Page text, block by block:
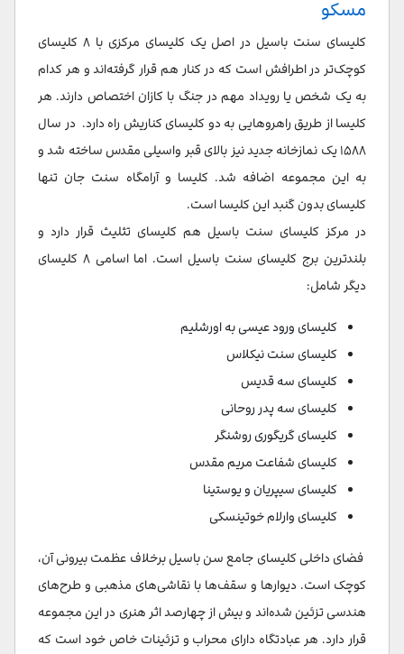
مسکو
کلیسای سنت باسیل در اصل یک کلیسای مرکزی با ۸ کلیسای
کوچک‌تر در اطرافش است که در کنار هم قرار گرفته‌اند و هر کدام
به یک شخص یا رویداد مهم در جنگ با کازان اختصاص دارند. هر
کلیسا از طریق راهروهایی به دو کلیسای کناریش راه دارد. در سال
۱۵۸۸ یک نمازخانه جدید نیز بالای قبر واسیلی مقدس ساخته شد و
به این مجموعه اضافه شد. کلیسا و آرامگاه سنت جان تنها
کلیسای بدون گنبد این کلیسا است.
در مرکز کلیسای سنت باسیل هم کلیسای تثلیث قرار دارد و
بلندترین برج کلیسای سنت باسیل است. اما اسامی ۸ کلیسای
دیگر شامل:
کلیسای ورود عیسی به اورشلیم
کلیسای سنت نیکلاس
کلیسای سه قدیس
کلیسای سه پدر روحانی
کلیسای گریگوری روشنگر
کلیسای شفاعت مریم مقدس
کلیسای سیپریان و یوستینا
کلیسای وارلام خوتینسکی
فضای داخلی کلیسای جامع سن باسیل برخلاف عظمت بیرونی آن،
کوچک است. دیوارها و سقف‌ها با نقاشی‌های مذهبی و طرح‌های
هندسی تزئین شده‌اند و بیش از چهارصد اثر هنری در این مجموعه
قرار دارد. هر عبادتگاه دارای محراب و تزئینات خاص خود است که